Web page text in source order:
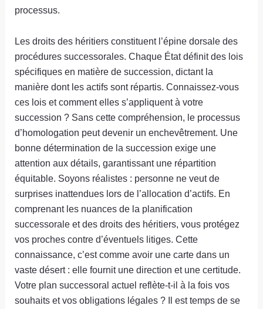
processus.
Les droits des héritiers constituent l’épine dorsale des
procédures successorales. Chaque État définit des lois
spécifiques en matière de succession, dictant la
manière dont les actifs sont répartis. Connaissez-vous
ces lois et comment elles s’appliquent à votre
succession ? Sans cette compréhension, le processus
d’homologation peut devenir un enchevêtrement. Une
bonne détermination de la succession exige une
attention aux détails, garantissant une répartition
équitable. Soyons réalistes : personne ne veut de
surprises inattendues lors de l’allocation d’actifs. En
comprenant les nuances de la planification
successorale et des droits des héritiers, vous protégez
vos proches contre d’éventuels litiges. Cette
connaissance, c’est comme avoir une carte dans un
vaste désert : elle fournit une direction et une certitude.
Votre plan successoral actuel reflète-t-il à la fois vos
souhaits et vos obligations légales ? Il est temps de se